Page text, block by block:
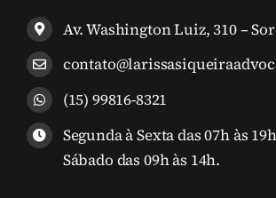
Av. Washington Luiz, 310 –
(15) 99816-8321
Segunda à Sexta das 07h às
Sábado das 09h às 14h.